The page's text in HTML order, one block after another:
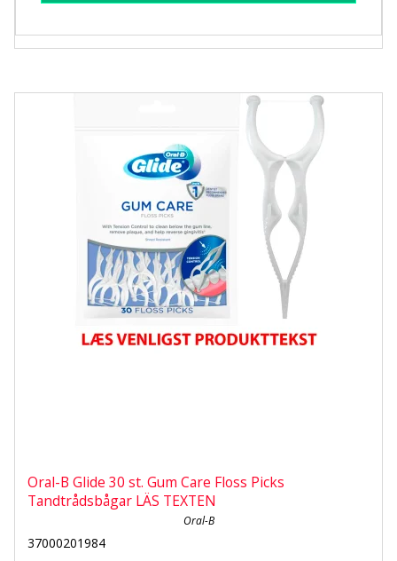
Oral-B Glide 30 st. Gum Care Floss Picks
Tandtrådsbågar LÄS TEXTEN
Oral-B
37000201984